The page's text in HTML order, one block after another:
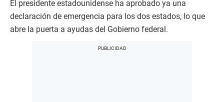
El presidente estadounidense ha aprobado ya una
declaración de emergencia para los dos estados, lo que
abre la puerta a ayudas del Gobierno federal.